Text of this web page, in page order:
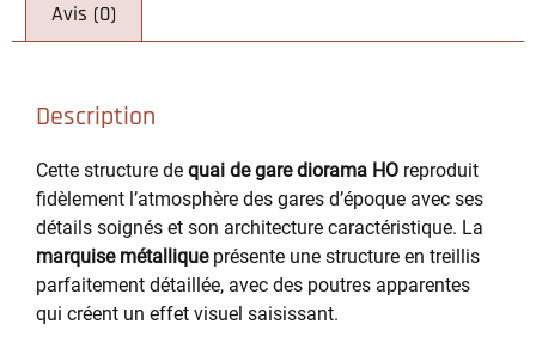
Avis (0)
Description
Cette structure de quai de gare diorama HO reproduit
fidèlement l’atmosphère des gares d’époque avec ses
détails soignés et son architecture caractéristique. La
marquise métalliqueprésente une structure en treillis
parfaitement détaillée, avec des poutres apparentes
qui créent un effet visuel saisissant.